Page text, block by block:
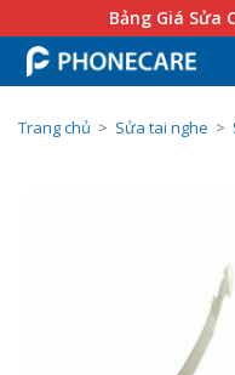
Bảng Giá Sửa
Trang chủ > Sửa tai nghe >